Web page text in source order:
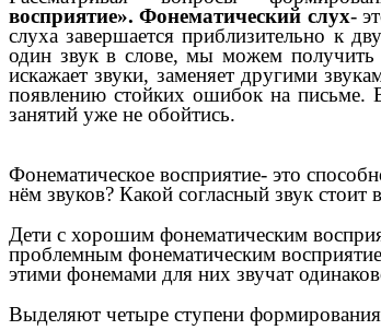
восприятие». Фонематический слух-
слуха завершается приблизительно к
один звук в слове, мы можем получить
искажает звуки, заменяет другими
появлению стойких ошибок на письме.
занятий уже не обойтись.
Фонематическое восприятие- это
нём звуков? Какой согласный звук стоит
Дети с хорошим фонематическим
проблемным фонематическим
этими фонемами для них звучат
Выделяют четыре ступени